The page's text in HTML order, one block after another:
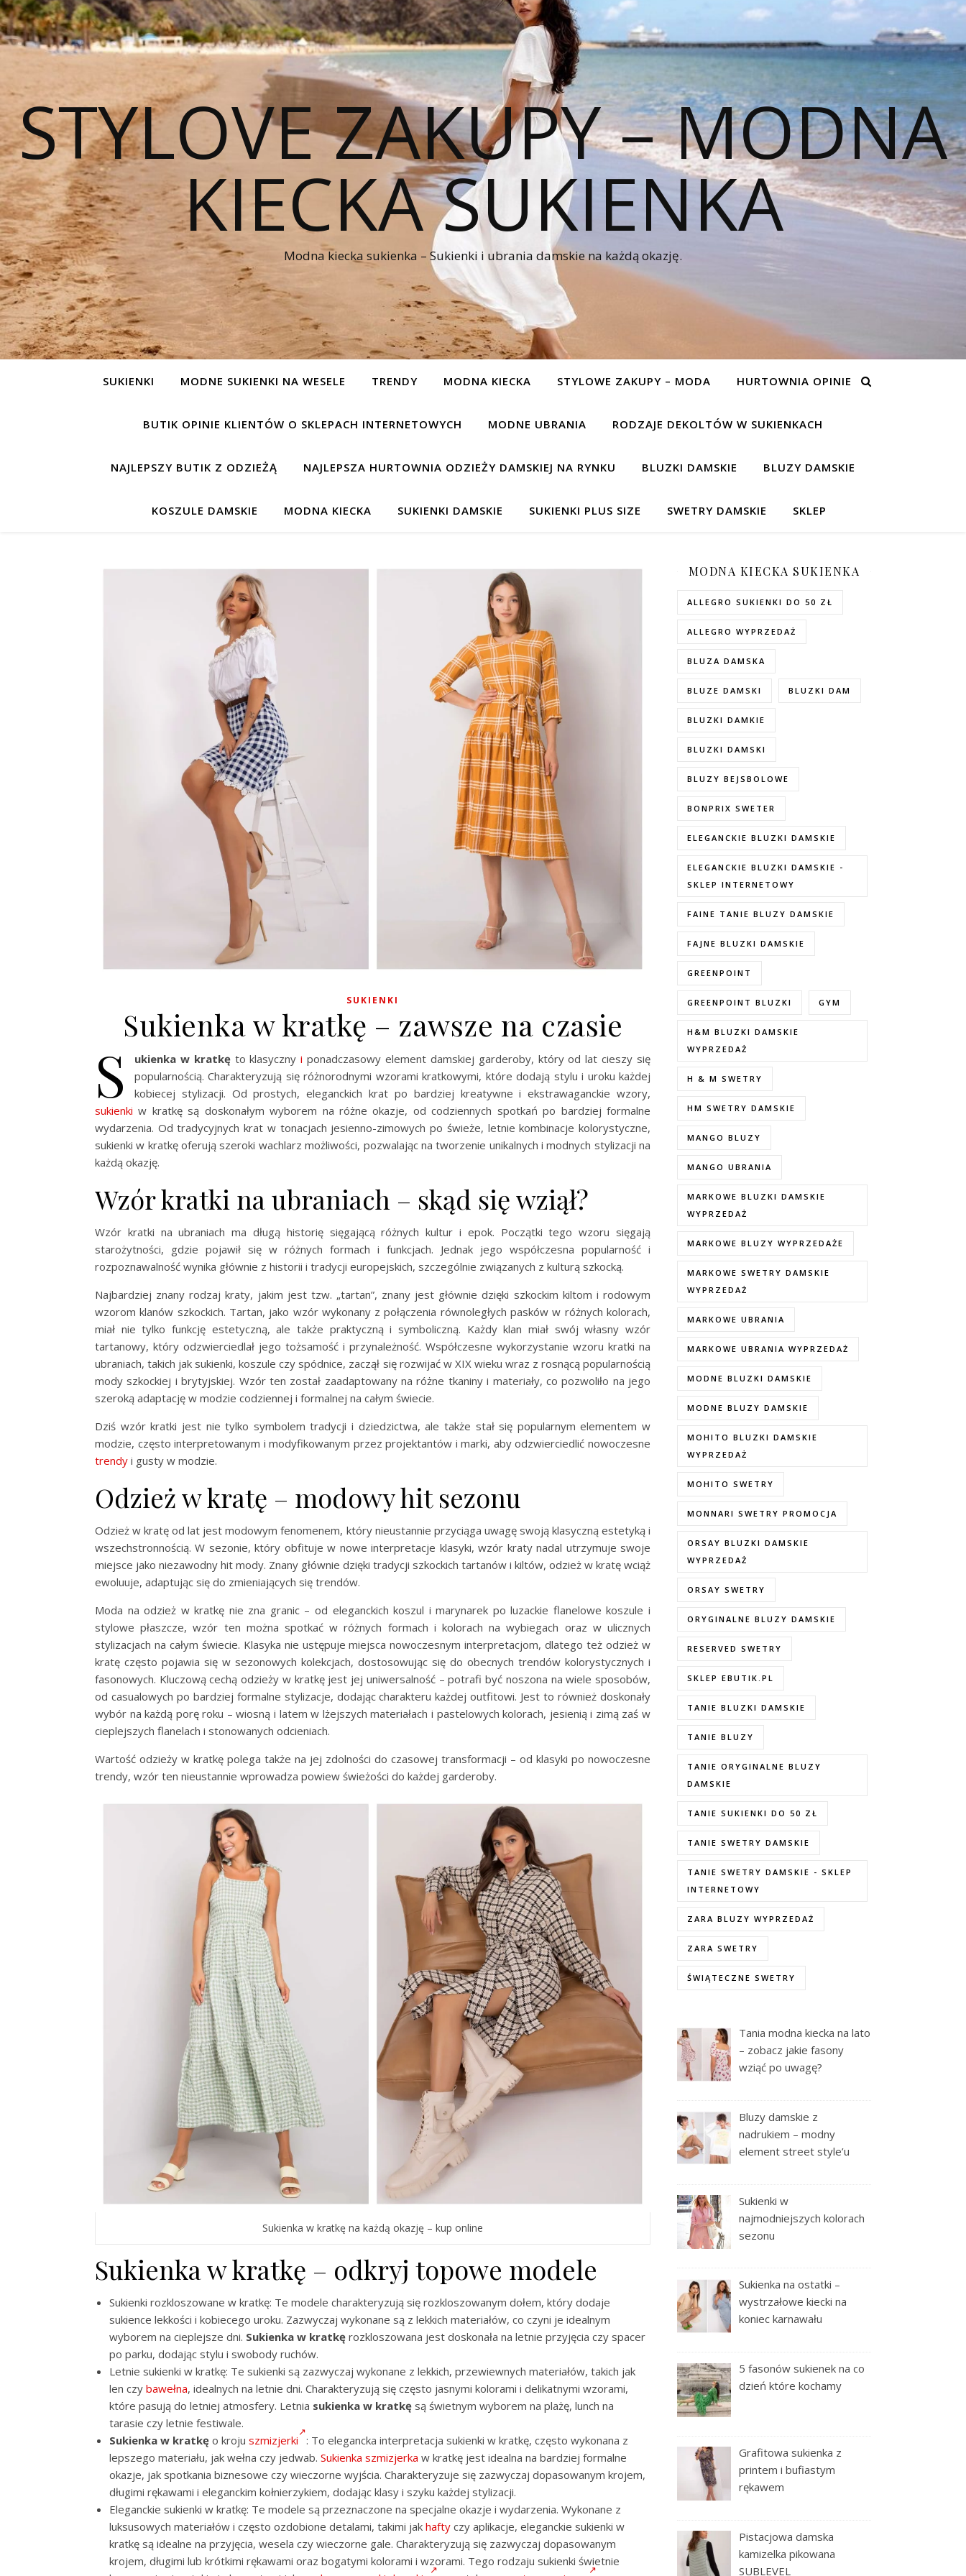
STYLOVE ZAKUPY – MODNA
KIECKA SUKIENKA
Modna kiecka sukienka – Sukienki i ubrania damskie na każdą okazję.
SUKIENKI MODNE SUKIENKI NA WESELE TRENDY MODNA KIECKA STYLOWE ZAKUPY – MODA HURTOWNIA OPINIE
BUTIK OPINIE KLIENTÓW O SKLEPACH INTERNETOWYCH MODNE UBRANIA RODZAJE DEKOLTÓW W SUKIENKACH
NAJLEPSZY BUTIK Z ODZIEŻĄ NAJLEPSZA HURTOWNIA ODZIEŻY DAMSKIEJ NA RYNKU BLUZKI DAMSKIE BLUZY DAMSKIE
KOSZULE DAMSKIE MODNA KIECKA SUKIENKI DAMSKIE SUKIENKI PLUS SIZE SWETRY DAMSKIE SKLEP
SUKIENKI
Sukienka w kratkę – zawsze na czasie
S ukienka w kratkęto klasycznyi ponadczasowy element damskiej garderoby, który od lat cieszy się
popularnością. Charakteryzują się różnorodnymi wzorami kratkowymi, które dodają stylu i uroku każdej
kobiecej stylizacji. Od prostych, eleganckich krat po bardziej kreatywne i ekstrawaganckie wzory,
sukienki w kratkę są doskonałym wyborem na różne okazje, od codziennych spotkań po bardziej formalne
wydarzenia. Od tradycyjnych krat w tonacjach jesienno-zimowych po świeże, letnie kombinacje kolorystyczne,
sukienki w kratkę oferują szeroki wachlarz możliwości, pozwalając na tworzenie unikalnych i modnych stylizacji na
każdą okazję.
Wzór kratki na ubraniach – skąd się wziął?
Wzór kratki na ubraniach ma długą historię sięgającą różnych kultur i epok. Początki tego wzoru sięgają
starożytności, gdzie pojawił się w różnych formach i funkcjach. Jednak jego współczesna popularność i
rozpoznawalność wynika głównie z historii i tradycji europejskich, szczególnie związanych z kulturą szkocką.
Najbardziej znany rodzaj kraty, jakim jest tzw. „tartan”, znany jest głównie dzięki szkockim kiltom i rodowym
wzorom klanów szkockich. Tartan, jako wzór wykonany z połączenia równoległych pasków w różnych kolorach,
miał nie tylko funkcję estetyczną, ale także praktyczną i symboliczną. Każdy klan miał swój własny wzór
tartanowy, który odzwierciedlał jego tożsamość i przynależność. Współczesne wykorzystanie wzoru kratki na
ubraniach, takich jak sukienki, koszule czy spódnice, zaczął się rozwijać w XIX wieku wraz z rosnącą popularnością
mody szkockiej i brytyjskiej. Wzór ten został zaadaptowany na różne tkaniny i materiały, co pozwoliło na jego
szeroką adaptację w modzie codziennej i formalnej na całym świecie.
Dziś wzór kratki jest nie tylko symbolem tradycji i dziedzictwa, ale także stał się popularnym elementem w
modzie, często interpretowanym i modyfikowanym przez projektantów i marki, aby odzwierciedlić nowoczesne
trendy i gusty w modzie.
Odzież w kratę – modowy hit sezonu
Odzież w kratę od lat jest modowym fenomenem, który nieustannie przyciąga uwagę swoją klasyczną estetyką i
wszechstronnością. W sezonie, który obfituje w nowe interpretacje klasyki, wzór kraty nadal utrzymuje swoje
miejsce jako niezawodny hit mody. Znany głównie dzięki tradycji szkockich tartanów i kiltów, odzież w kratę wciąż
ewoluuje, adaptując się do zmieniających się trendów.
Moda na odzież w kratkę nie zna granic – od eleganckich koszul i marynarek po luzackie flanelowe koszule i
stylowe płaszcze, wzór ten można spotkać w różnych formach i kolorach na wybiegach oraz w ulicznych
stylizacjach na całym świecie. Klasyka nie ustępuje miejsca nowoczesnym interpretacjom, dlatego też odzież w
kratę często pojawia się w sezonowych kolekcjach, dostosowując się do obecnych trendów kolorystycznych i
fasonowych. Kluczową cechą odzieży w kratkę jest jej uniwersalność – potrafi być noszona na wiele sposobów,
od casualowych po bardziej formalne stylizacje, dodając charakteru każdej outfitowi. Jest to również doskonały
wybór na każdą porę roku – wiosną i latem w lżejszych materiałach i pastelowych kolorach, jesienią i zimą zaś w
cieplejszych flanelach i stonowanych odcieniach.
Wartość odzieży w kratkę polega także na jej zdolności do czasowej transformacji – od klasyki po nowoczesne
trendy, wzór ten nieustannie wprowadza powiew świeżości do każdej garderoby.
Sukienka w kratkę na każdą okazję – kup online
Sukienka w kratkę – odkryj topowe modele
Sukienki rozkloszowane w kratkę: Te modele charakteryzują się rozkloszowanym dołem, który dodaje
sukience lekkości i kobiecego uroku. Zazwyczaj wykonane są z lekkich materiałów, co czyni je idealnym
wyborem na cieplejsze dni. Sukienka w kratkę rozkloszowana jest doskonała na letnie przyjęcia czy spacer
po parku, dodając stylu i swobody ruchów.
Letnie sukienki w kratkę: Te sukienki są zazwyczaj wykonane z lekkich, przewiewnych materiałów, takich jak
len czy bawełna, idealnych na letnie dni. Charakteryzują się często jasnymi kolorami i delikatnymi wzorami,
które pasują do letniej atmosfery. Letnia sukienka w kratkę są świetnym wyborem na plażę, lunch na
tarasie czy letnie festiwale.
Sukienka w kratkę o kroju szmizjerki : To elegancka interpretacja sukienki w kratkę, często wykonana z
lepszego materiału, jak wełna czy jedwab. Sukienka szmizjerka w kratkę jest idealna na bardziej formalne
okazje, jak spotkania biznesowe czy wieczorne wyjścia. Charakteryzuje się zazwyczaj dopasowanym krojem,
długimi rękawami i eleganckim kołnierzykiem, dodając klasy i szyku każdej stylizacji.
Eleganckie sukienki w kratkę: Te modele są przeznaczone na specjalne okazje i wydarzenia. Wykonane z
luksusowych materiałów i często ozdobione detalami, takimi jak hafty czy aplikacje, eleganckie sukienki w
kratkę są idealne na przyjęcia, wesela czy wieczorne gale. Charakteryzują się zazwyczaj dopasowanym
krojem, długimi lub krótkimi rękawami oraz bogatymi kolorami i wzorami. Tego rodzaju sukienki świetnie
MODNA KIECKA SUKIENKA
ALLEGRO SUKIENKI DO 50 ZŁ
ALLEGRO WYPRZEDAŻ
BLUZA DAMSKA
BLUZE DAMSKI BLUZKI DAM
BLUZKI DAMKIE
BLUZKI DAMSKI
BLUZY BEJSBOLOWE
BONPRIX SWETER
ELEGANCKIE BLUZKI DAMSKIE
ELEGANCKIE BLUZKI DAMSKIE -
SKLEP INTERNETOWY
FAINE TANIE BLUZY DAMSKIE
FAJNE BLUZKI DAMSKIE
GREENPOINT
GREENPOINT BLUZKI GYM
H&M BLUZKI DAMSKIE
WYPRZEDAŻ
H & M SWETRY
HM SWETRY DAMSKIE
MANGO BLUZY
MANGO UBRANIA
MARKOWE BLUZKI DAMSKIE
WYPRZEDAŻ
MARKOWE BLUZY WYPRZEDAŻE
MARKOWE SWETRY DAMSKIE
WYPRZEDAŻ
MARKOWE UBRANIA
MARKOWE UBRANIA WYPRZEDAŻ
MODNE BLUZKI DAMSKIE
MODNE BLUZY DAMSKIE
MOHITO BLUZKI DAMSKIE
WYPRZEDAŻ
MOHITO SWETRY
MONNARI SWETRY PROMOCJA
ORSAY BLUZKI DAMSKIE
WYPRZEDAŻ
ORSAY SWETRY
ORYGINALNE BLUZY DAMSKIE
RESERVED SWETRY
SKLEP EBUTIK.PL
TANIE BLUZKI DAMSKIE
TANIE BLUZY
TANIE ORYGINALNE BLUZY
DAMSKIE
TANIE SUKIENKI DO 50 ZŁ
TANIE SWETRY DAMSKIE
TANIE SWETRY DAMSKIE - SKLEP
INTERNETOWY
ZARA BLUZY WYPRZEDAŻ
ZARA SWETRY
ŚWIĄTECZNE SWETRY
Tania modna kiecka na lato
– zobacz jakie fasony
wziąć po uwagę?
Bluzy damskie z
nadrukiem – modny
element street style’u
Sukienki w
najmodniejszych kolorach
sezonu
Sukienka na ostatki –
wystrzałowe kiecki na
koniec karnawału
5 fasonów sukienek na co
dzień które kochamy
Grafitowa sukienka z
printem i bufiastym
rękawem
Pistacjowa damska
kamizelka pikowana
SUBLEVEL